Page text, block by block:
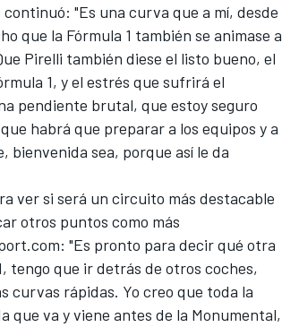
"Es una curva que a mí, desde
que la Fórmula 1 también se animase a
Pirelli también diese el listo bueno, el
1, y el estrés que sufrirá el
pendiente brutal, que estoy seguro
habrá que preparar a los equipos y a
bienvenida sea, porque así le da
ver si será un circuito más destacable
otros puntos como más
: "Es pronto para decir qué otra
tengo que ir detrás de otros coches,
curvas rápidas. Yo creo que toda la
que va y viene antes de la Monumental,